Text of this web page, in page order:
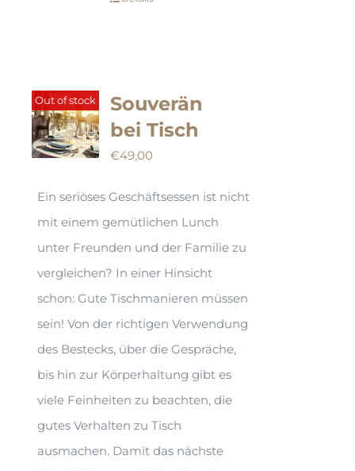
Out of stock
Souverän
bei Tisch
€49,00
Ein seriöses Geschäftsessen ist nicht
mit einem gemütlichen Lunch
unter Freunden und der Familie zu
vergleichen? In einer Hinsicht
schon: Gute Tischmanieren müssen
sein! Von der richtigen Verwendung
des Bestecks, über die Gespräche,
bis hin zur Körperhaltung gibt es
viele Feinheiten zu beachten, die
gutes Verhalten zu Tisch
ausmachen. Damit das nächste